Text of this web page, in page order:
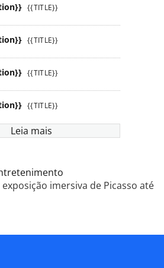
{{TITLE}}
{{TITLE}}
{{TITLE}}
{{TITLE}}
Leia mais
imersiva de Picasso até